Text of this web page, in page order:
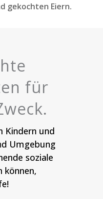
gekochten Eiern.
für
Kindern und
Umgebung
soziale
können,